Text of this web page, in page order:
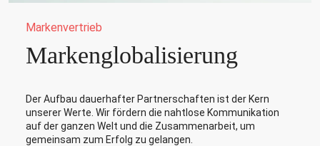
Markenvertrieb
Markenglobalisierung
Der Aufbau dauerhafter Partnerschaften ist der Kern
unserer Werte. Wir fördern die nahtlose Kommunikation
auf der ganzen Welt und die Zusammenarbeit, um
gemeinsam zum Erfolg zu gelangen.